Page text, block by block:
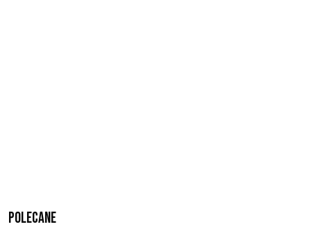
Polecane